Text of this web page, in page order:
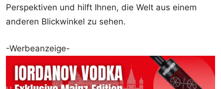
Perspektiven und hilft Ihnen, die Welt aus einem
anderen Blickwinkel zu sehen.
-Werbeanzeige-